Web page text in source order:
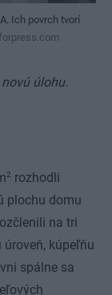
Ich povrch tvorí
úlohu.
2 rozhodli
plochu domu
na tri
kúpeľňu
spálne sa